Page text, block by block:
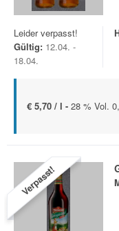
Leider verpasst!
Gültig: 12.04. -
18.04.
€ 5,70 / l - 28 % Vol.
Verpasst!